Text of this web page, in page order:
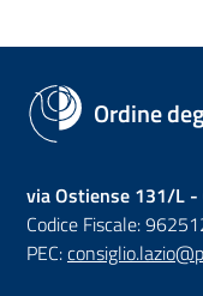
Ordine
via Ostiense 131/L -
Codice Fiscale:
PEC: